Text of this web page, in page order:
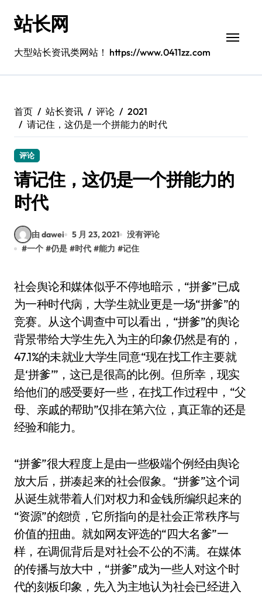
站长网
大型站长资讯类网站！ https://www.0411zz.com
首页 站长资讯 评论
2021
请记住，这仍是一个拼能力的时代
评论
请记住，这仍是一个拼能力的
时代
由 dawei 5 月 23, 2021
没有评论
#一个 #仍是 #时代 #能力 #记住
社会舆论和媒体似乎不停地暗示，“拼爹”已成
为一种时代病，大学生就业更是一场“拼爹”的
竞赛。从这个调查中可以看出，“拼爹”的舆论
背景带给大学生先入为主的印象仍然是有的，
47.1%的未就业大学生同意“现在找工作主要就
是‘拼爹’”，这已是很高的比例。但所幸，现实
给他们的感受要好一些，在找工作过程中，“父
母、亲戚的帮助”仅排在第六位，真正靠的还是
经验和能力。
“拼爹”很大程度上是由一些极端个例经由舆论
放大后，拼凑起来的社会假象。“拼爹”这个词
从诞生就带着人们对权力和金钱所编织起来的
“资源”的怨愤，它所指向的是社会正常秩序与
价值的扭曲。就如网友评选的“四大名爹”一
样，在调侃背后是对社会不公的不满。在媒体
的传播与放大中，“拼爹”成为一些人对这个时
代的刻板印象，先入为主地认为社会已经进入